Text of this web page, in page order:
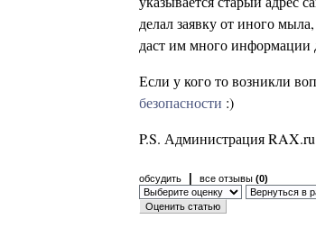
делал заявку от иного
даст им много информации
Если у кого то возникли
безопасности :)
P.S. Администрация
обсудить все отзывы (0)